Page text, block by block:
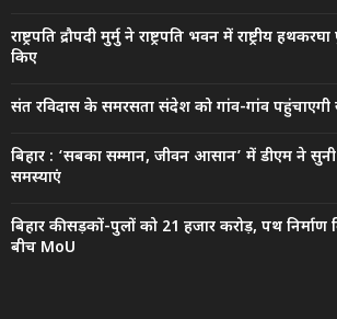
राष्ट्रपति द्रौपदी मुर्मु ने राष्ट्रपति भवन में राष्ट्रीय
किए
संत रविदास के समरसता संदेश को गांव-गांव पहुंचाएगी
बिहार : ‘सबका सम्मान, जीवन आसान’ में डीएम ने सुनी
समस्याएं
बिहार की सड़कों-पुलों को 21 हजार करोड़, पथ निर्माण
बीच MoU